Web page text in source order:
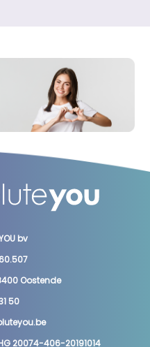
bv
Oostende
50
20074-406-20191014